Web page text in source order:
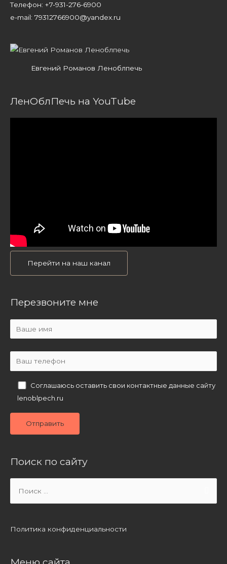
Телефон: +7-931-276-6900
e-mail: 79312766900@yandex.ru
Евгений Романов Леноблпечь
ЛенОблПечь на YouTube
Перейти на наш канал
Перезвоните мне
Соглашаюсь оставить свои контактные данные сайту
lenoblpech.ru
Поиск по сайту
Политика конфиденциальности